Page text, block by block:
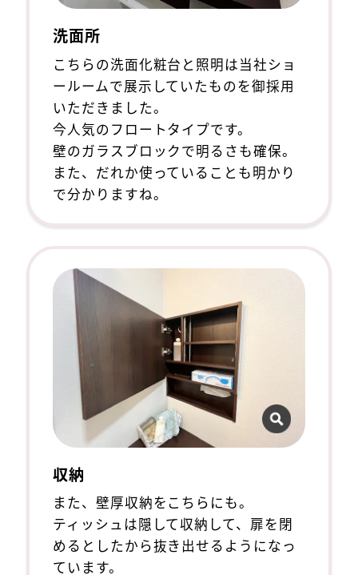
洗面所
こちらの洗面化粧台と照明は当社ショ
ールームで展示していたものを御採用
いただきました。
今人気のフロートタイプです。
壁のガラスブロックで明るさも確保。
また、だれか使っていることも明かり
で分かりますね。
収納
また、壁厚収納をこちらにも。
ティッシュは隠して収納して、扉を閉
めるとしたから抜き出せるようになっ
ています。